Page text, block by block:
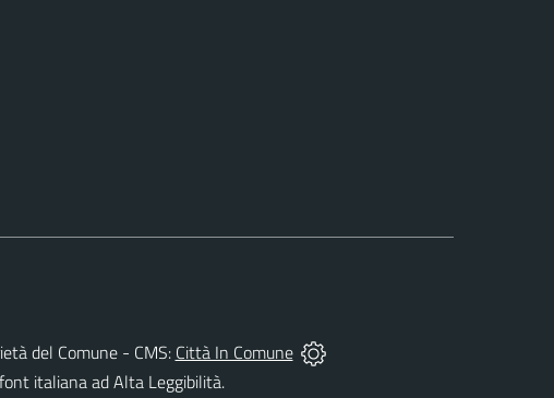
del Comune - CMS: Città In Comune
italiana ad Alta Leggibilità.